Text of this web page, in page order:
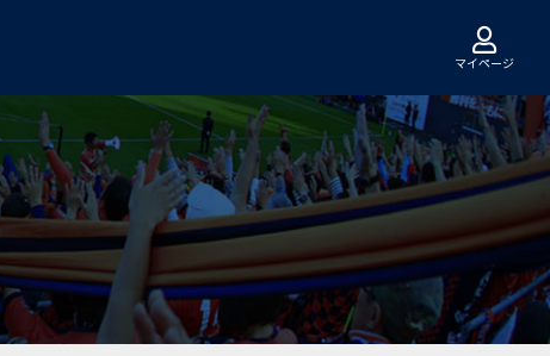
マイページ